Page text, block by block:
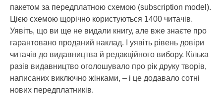
пакетом за передплатною схемою (subscription model).
Цією схемою щорічно користуються 1400 читачів.
Уявіть, що ви ще не видали книгу, але вже знаєте про
гарантовано проданий наклад. І уявіть рівень довіри
читачів до видавництва й редакційного вибору. Кілька
разів видавництво оголошувало про рік друку творів,
написаних виключно жінками, – і це додавало сотні
нових передплатників.